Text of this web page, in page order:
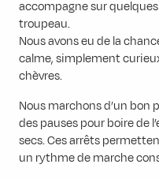
accompagne sur
troupeau.
Nous avons eu de la
calme, simplement
chèvres.
Nous marchons d’un bon
des pauses pour boire de
secs. Ces arrêts
un rythme de marche